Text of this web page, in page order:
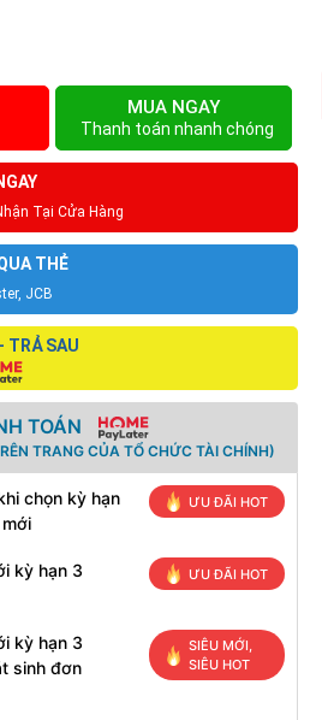
MUA NGAY
Thanh toán nhanh chóng
Tại Cửa Hàng
THẺ
JCB
TRẢ SAU
TOÁN
TRANG CỦA TỔ CHỨC TÀI CHÍNH)
chọn kỳ hạn
ƯU ĐÃI HOT
kỳ hạn 3
ƯU ĐÃI HOT
kỳ hạn 3
sinh đơn
SIÊU MỚI,
SIÊU HOT